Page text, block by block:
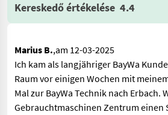
Kereskedő értékelése 4.4
Marius B.,am 12-03-2025
Ich kam als langjähriger BayWa
Raum vor einigen Wochen mit
Mal zur BayWa Technik nach Erbach.
Gebrauchtmaschinen Zentrum einen